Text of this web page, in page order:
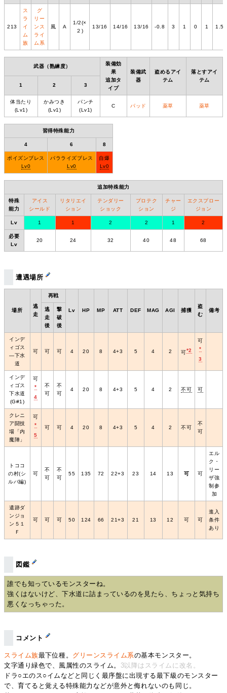
213
ス
ラ
イ
ム
族
グ
リー
ンス
ライ
ム系
風 A
1/2(×
２)
13/16 14/16 13/16 -0.8 3 1 0 1 1.5
武器（熟練度）
装備効
果
追加タ
イプ
装備武
器
盗めるアイ
テム
落とすアイ
テム
1
2 3
体当たり
(Lv1)
かみつき
(Lv1)
パンチ
(Lv1)
C パッド 薬草 薬草
習得特殊能力
4 6 8
ポイズンブレス
Lv0
パラライズブレス
Lv0
自爆
Lv0
追加特殊能力
特殊
能力
アイス
シールド
リタリエイ
ション
テンダリー
ショック
プロテク
ション
チャー
ジ
エクスプロー
ジョン
Lv 1 1 2 2 1 2
必要
Lv
20 24 32 40 48 68
遭遇場所
場所
逃
走
再戦
Lv HP MP ATT DEF MAG AGI 捕獲
盗
む
備考
逃
走
後
撃
破
後
インデ
ィゴス
―下水
道
可 可 可 4 20 8 4+3 5 4 2 可*2
可
*
3
インデ
ィゴス
下水道
(G#1)
可
*
4
不
可
不
可
4 20 8 4+3 5 4 2 不可 可
クレニ
ア闘技
場「内
魔陣」
可
*
5
可 可 4 20 8 4+3 5 4 2 不可
不
可
トココ
の村(シ
ルバ編)
可
不
可
不
可
55 135 72 22+3 23 14 13 可 可
エル
ク・
リー
ザ強
制参
加
遺跡ダ
ンジョ
ン５１
Ｆ
可 可 可 50 124 66 21+3 21 13 12 可 可
進入
条件
あり
図鑑
誰でも知っているモンスターね。
強くはないけど、下水道に詰まっているのを見たら、ちょっと気持ち
悪くなっちゃった。
コメント
スライム族最下位種。 グリーンスライム系の基本モンスター。
文字通り緑色で、風属性のスライム。 3以降はスライムに改名。
ドラ○エのス○イムなどと同じく最序盤に出現する最下級のモンスター
で、育てると覚える特殊能力などが意外と侮れないのも同じ。